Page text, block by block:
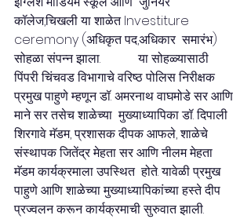
कॉलेज,चिखली या शाळेत Investiture
ceremony (अधिकृत पद,अधिकार  समारंभ)
सोहळा संपन्न झाला.            या सोहळ्यासाठी
पिंपरी चिंचवड विभागाचे वरिष्ठ पोलिस निरीक्षक
प्रमुख पाहुणे म्हणून डॉ. अमरनाथ वाघमोडे सर आणि
माने सर तसेच शाळेच्या  मुख्याध्यापिका डॉ. दिपाली
शिरगावे मॅडम, प्रशासक दीपक आफले, शाळेचे
संस्थापक जितेंद्र मेहता सर आणि नीलम मेहता
मॅडम कार्यक्रमाला उपस्थित  होते. यावेळी प्रमुख
पाहुणे आणि शाळेच्या मुख्याध्यापिकांच्या हस्ते दीप
प्रज्वलन करून कार्यक्रमाची सुरुवात झाली.